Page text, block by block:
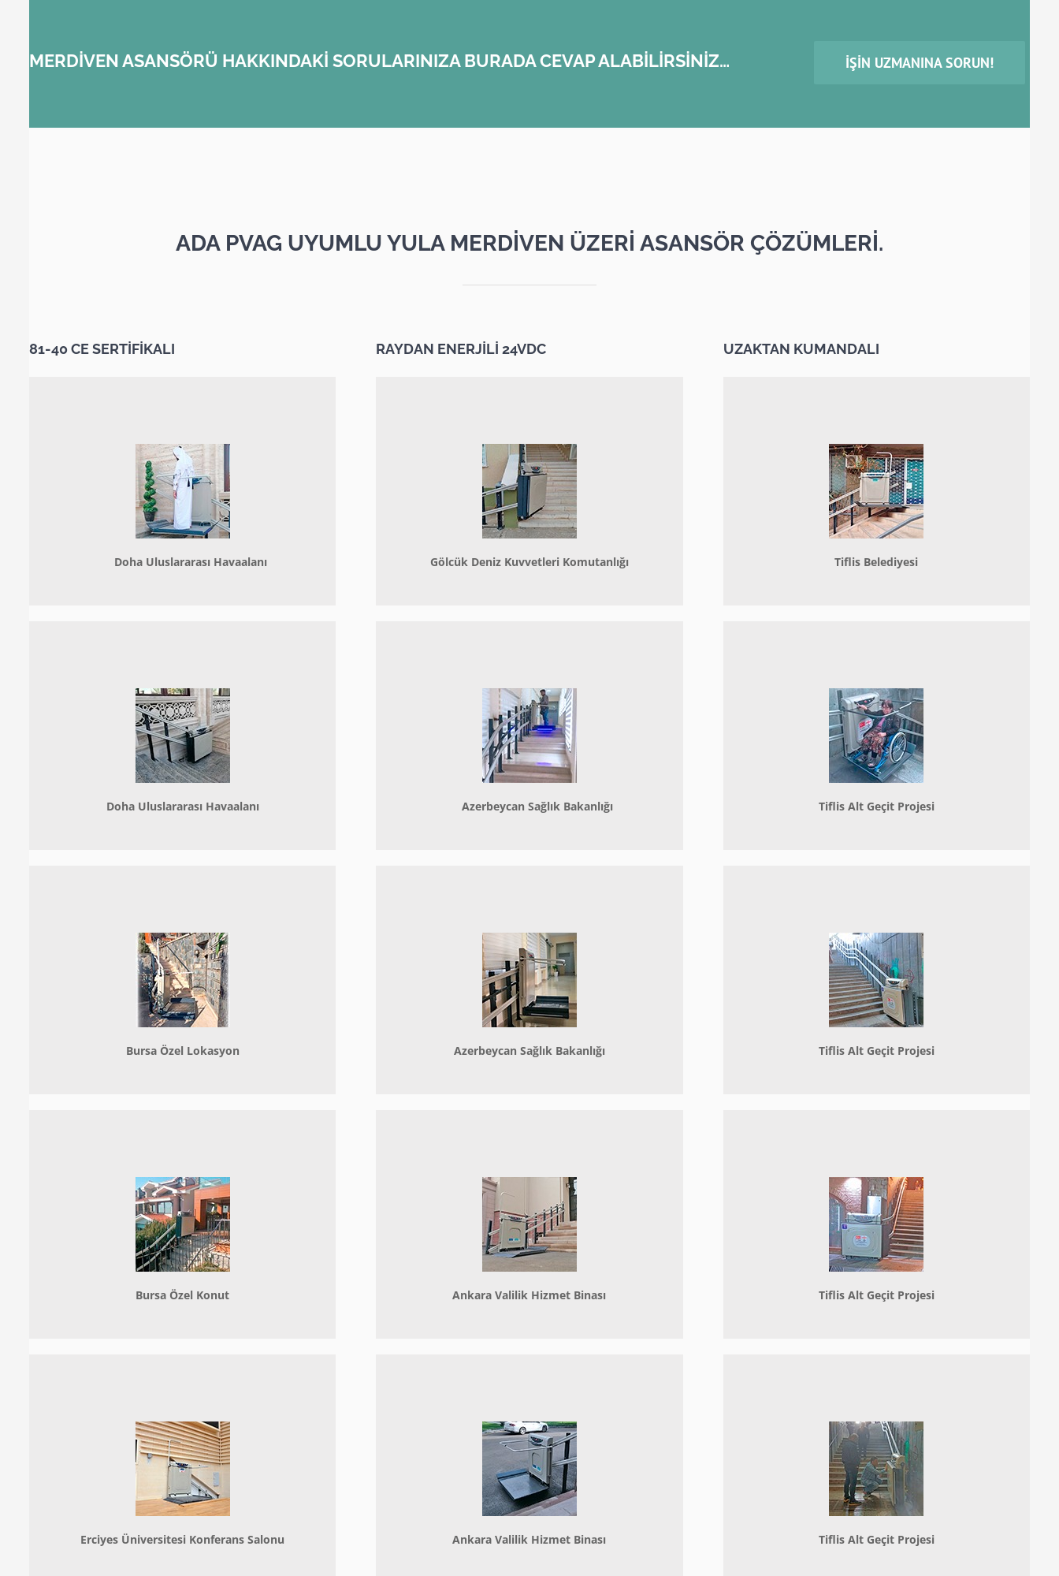
MERDİVEN ASANSÖRÜ HAKKINDAKİ SORULARINIZA BURADA CEVAP ALABİLİRSİNİZ… İŞIN UZMANINA SORUN!
ADA PVAG UYUMLU YULA MERDİVEN ÜZERİ ASANSÖR ÇÖZÜMLERİ.
81-40 CE SERTİFİKALI RAYDAN ENERJİLİ 24VDC UZAKTAN KUMANDALI
DohaUluslararası Havaalanı Gölcük Deniz Kuvvetleri Komutanlığı Tiflis Belediyesi
DohaUluslararası Havaalanı Azerbeycan Sağlık Bakanlığı Tiflis Alt Geçit Projesi
Bursa Özel Lokasyon Azerbeycan Sağlık Bakanlığı Tiflis Alt Geçit Projesi
Bursa Özel Konut Ankara Valilik Hizmet Binası Tiflis Alt Geçit Projesi
Erciyes Üniversitesi Konferans Salonu Ankara Valilik Hizmet Binası Tiflis Alt Geçit Projesi